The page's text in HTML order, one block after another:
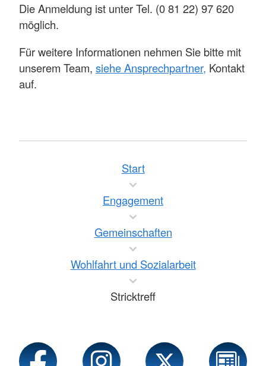
Die Anmeldung ist unter Tel. (0 81 22) 97 620
möglich.
Für weitere Informationen nehmen Sie bitte mit
unserem Team, siehe Ansprechpartner, Kontakt
auf.
Start
Engagement
Gemeinschaften
Wohlfahrt und Sozialarbeit
Stricktreff